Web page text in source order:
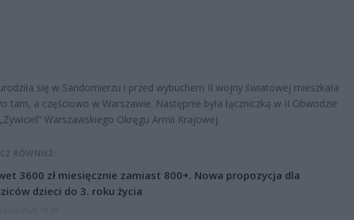
się w Sandomierzu i przed wybuchem II wojny światowej mieszkała
tam, a częściowo w Warszawie. Następnie była łączniczką w II Obwodzie
Warszawskiego Okręgu Armii Krajowej.
RÓWNIEŻ:
3600 zł miesięcznie zamiast 800+. Nowa propozycja dla
dzieci do 3. roku życia